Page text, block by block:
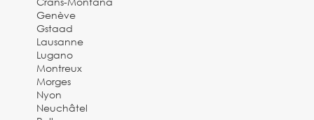
Genève
Gstaad
Lausanne
Lugano
Montreux
Morges
Nyon
Neuchâtel